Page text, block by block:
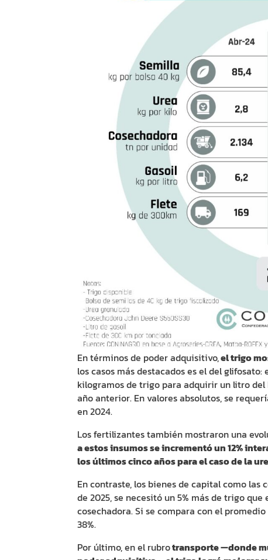
En términos de poder adquisitivo,el trigo
los casos más destacados es el del
kilogramos de trigo para adquirir un litro
año anterior. En valores absolutos, se
en 2024.
Los fertilizantes también mostraron una
a estos insumos se incrementó un 12%
los últimos cinco años para el caso de la
En contraste, los bienes de capital como
de 2025, se necesitó un 5% más de trigo
cosechadora. Si se compara con el
38%.
Por último, en el rubrotransporte —donde